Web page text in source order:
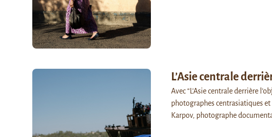
L’Asie centrale
Avec “L’Asie centrale derrière
photographes centrasiatiques
Karpov, photographe